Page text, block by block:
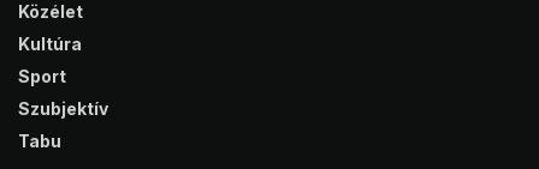
Közélet
Kultúra
Sport
Szubjektív
Tabu